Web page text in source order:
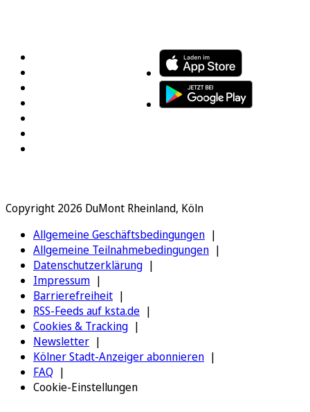
Copyright 2026 DuMont Rheinland, Köln
Allgemeine Geschäftsbedingungen
Allgemeine Teilnahmebedingungen
Datenschutzerklärung
Impressum
Barrierefreiheit
RSS-Feeds auf ksta.de
Cookies & Tracking
Newsletter
Kölner Stadt-Anzeiger abonnieren
FAQ
Cookie-Einstellungen